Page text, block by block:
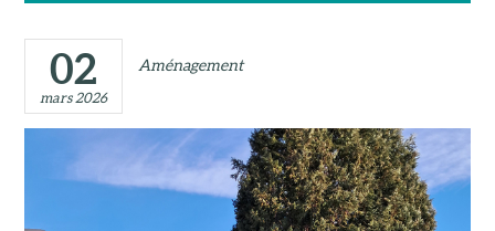
02
mars 2026
Aménagement